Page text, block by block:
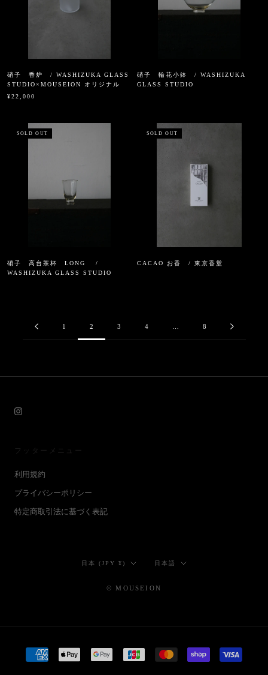
硝子 香炉 / WASHIZUKA GLASS
STUDIO×MOUSEION オリジナル
¥22,000
硝子 輪花小鉢 / WASHIZUKA
GLASS STUDIO
SOLD OUT
硝子 高台茶杯 LONG /
WASHIZUKA GLASS STUDIO
SOLD OUT
CACAO お香 / 東京香堂
1 2 3 4 8
フッターメニュー
利用規約
プライバシーポリシー
特定商取引法に基づく表記
国/
日本 (JPY ¥)
言
日本語
© MOUSEION